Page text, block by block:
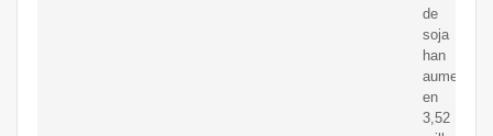
de
soja
han
aumentado
en
3,52